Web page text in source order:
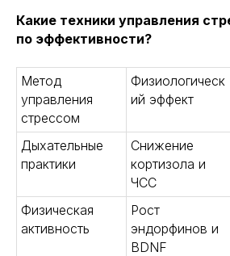
Какие техники управления
по эффективности?
Метод
управления
стрессом
Физиологическ
ий эффект
Дыхательные
практики
Снижение
кортизола и
ЧСС
Физическая
активность
Рост
эндорфинов и
BDNF